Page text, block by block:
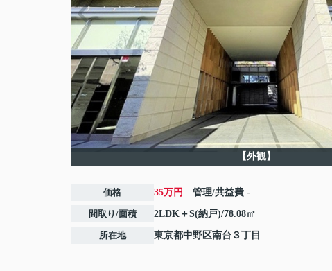
【外観】
価格 35万円 管理/共益費 -
間取り/面積 2LDK＋S(納戸)/78.08㎡
所在地 東京都中野区南台 ３丁目